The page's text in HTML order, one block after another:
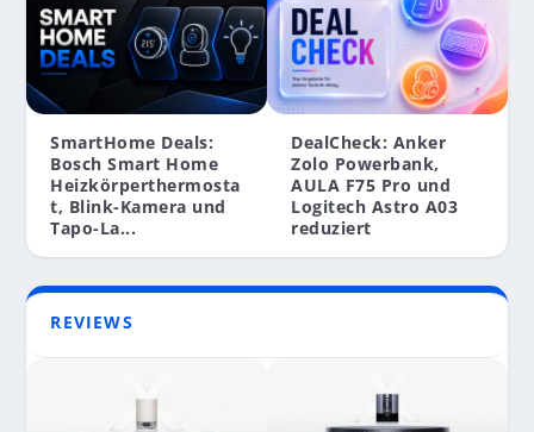
SmartHome Deals:
Bosch Smart Home
Heizkörperthermosta
t, Blink-Kamera und
Tapo-La...
DealCheck: Anker
Zolo Powerbank,
AULA F75 Pro und
Logitech Astro A03
reduziert
REVIEWS